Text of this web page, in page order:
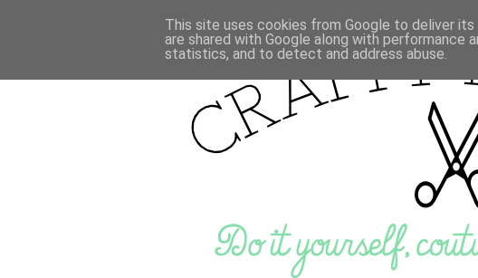
This site uses cookies from Google to deliver
are shared with Google along with performance
statistics, and to detect and address abuse.